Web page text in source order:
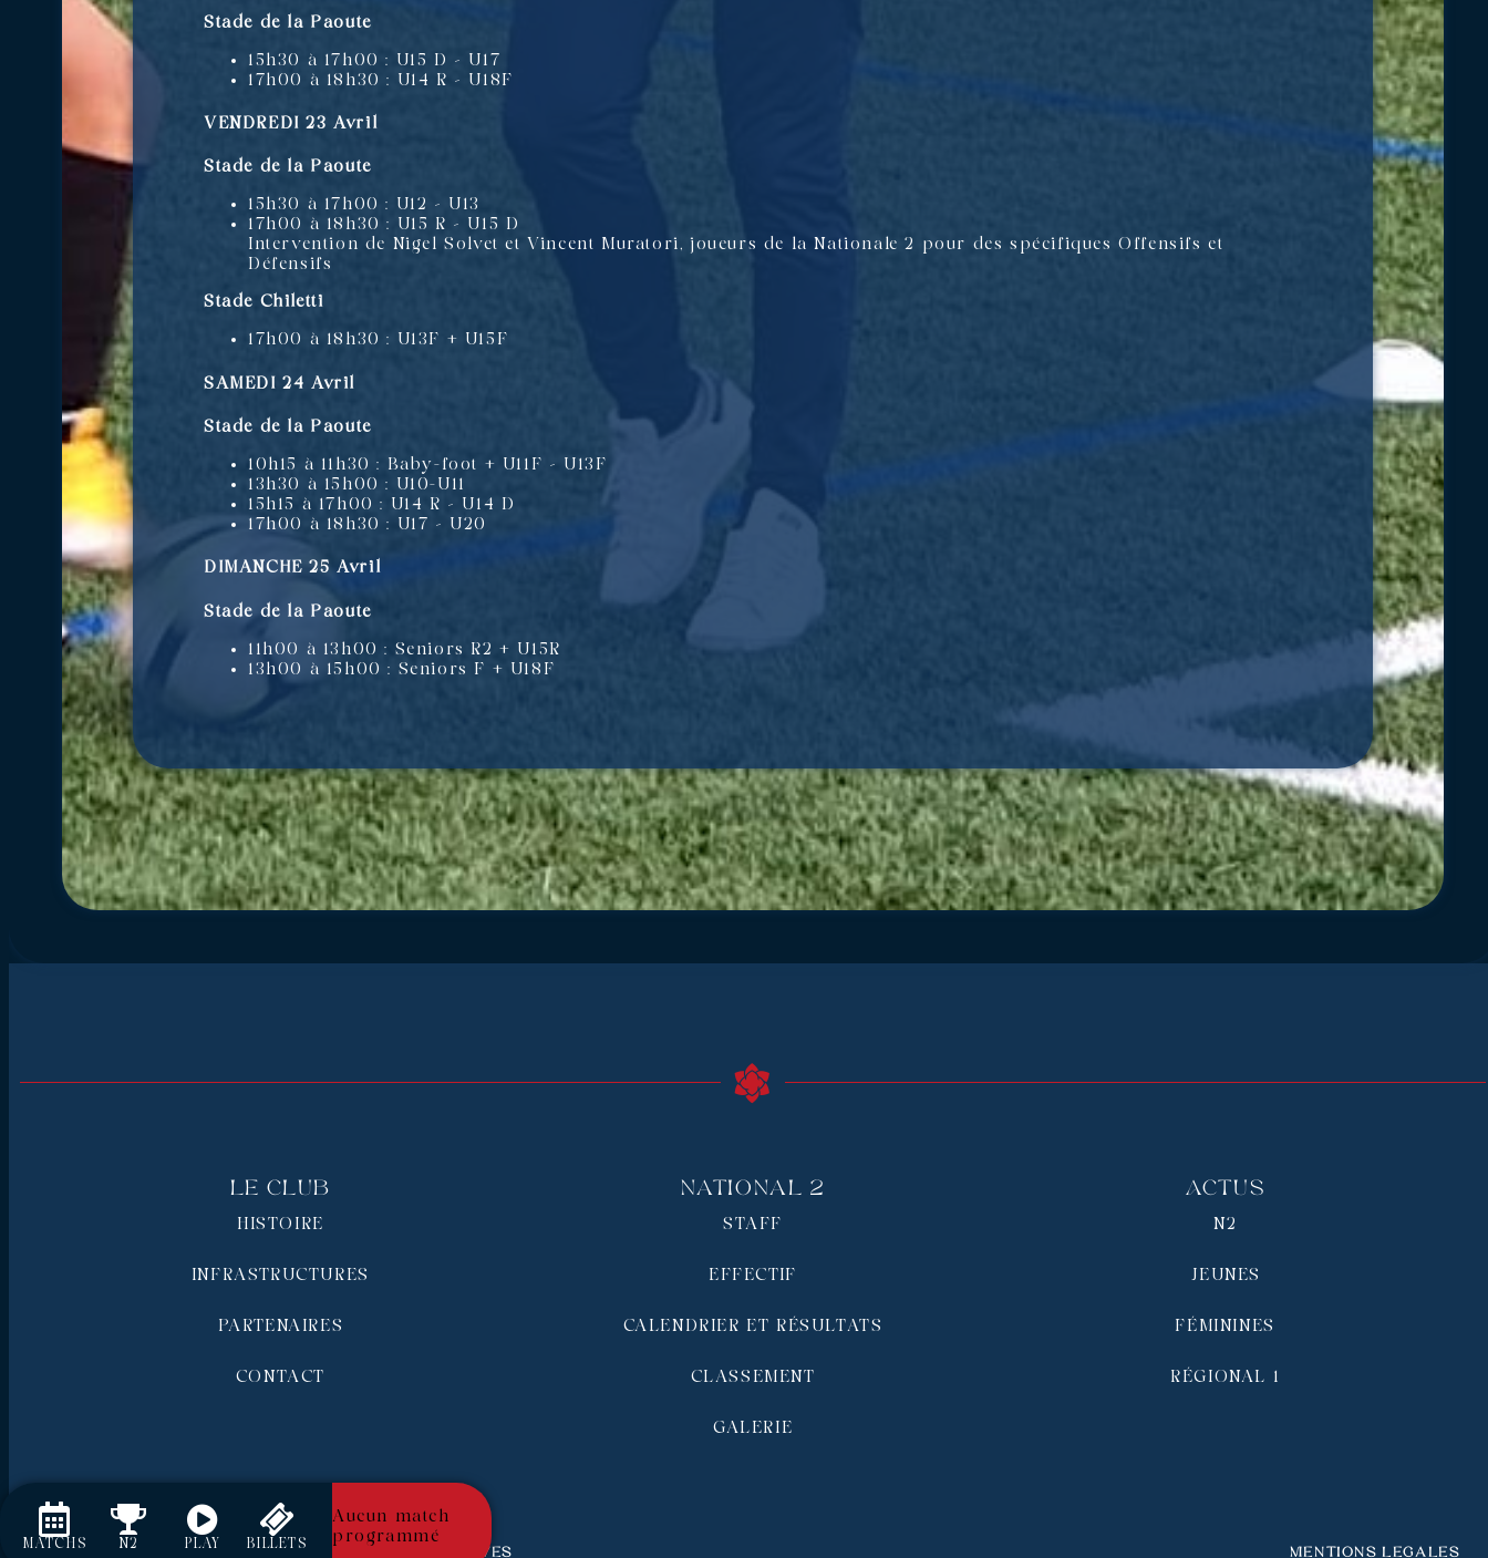
MATCHS N2 PLAY BILLETS
Aucun match
programmé
Stade de la Paoute
15h30 à 17h00 : U15 D – U17
17h00 à 18h30 : U14 R – U18F
VENDREDI 23 Avril
Stade de la Paoute
15h30 à 17h00 : U12 – U13
17h00 à 18h30 : U15 R – U15 D
Intervention de Nigel Solvet et Vincent Muratori, joueurs de la Nationale 2 pour des spécifiques Offensifs et
Défensifs
Stade Chiletti
17h00 à 18h30 : U13F + U15F
SAMEDI 24 Avril
Stade de la Paoute
10h15 à 11h30 : Baby-foot + U11F – U13F
13h30 à 15h00 : U10-U11
15h15 à 17h00 : U14 R – U14 D
17h00 à 18h30 : U17 – U20
DIMANCHE 25 Avril
Stade de la Paoute
11h00 à 13h00 : Seniors R2 + U15R
13h00 à 15h00 : Seniors F + U18F
Le Club
HISTOIRE
INFRASTRUCTURES
PARTENAIRES
CONTACT
National 2
STAFF
EFFECTIF
CALENDRIER ET RÉSULTATS
CLASSEMENT
GALERIE
Actus
N2
JEUNES
FÉMININES
RÉGIONAL 1
RC Pays de Grasse © 2026 - Tous droits réservés Mentions légales